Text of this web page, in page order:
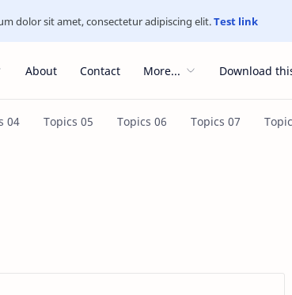
dolor sit amet, consectetur adipiscing elit.Test link
About Contact More... Download